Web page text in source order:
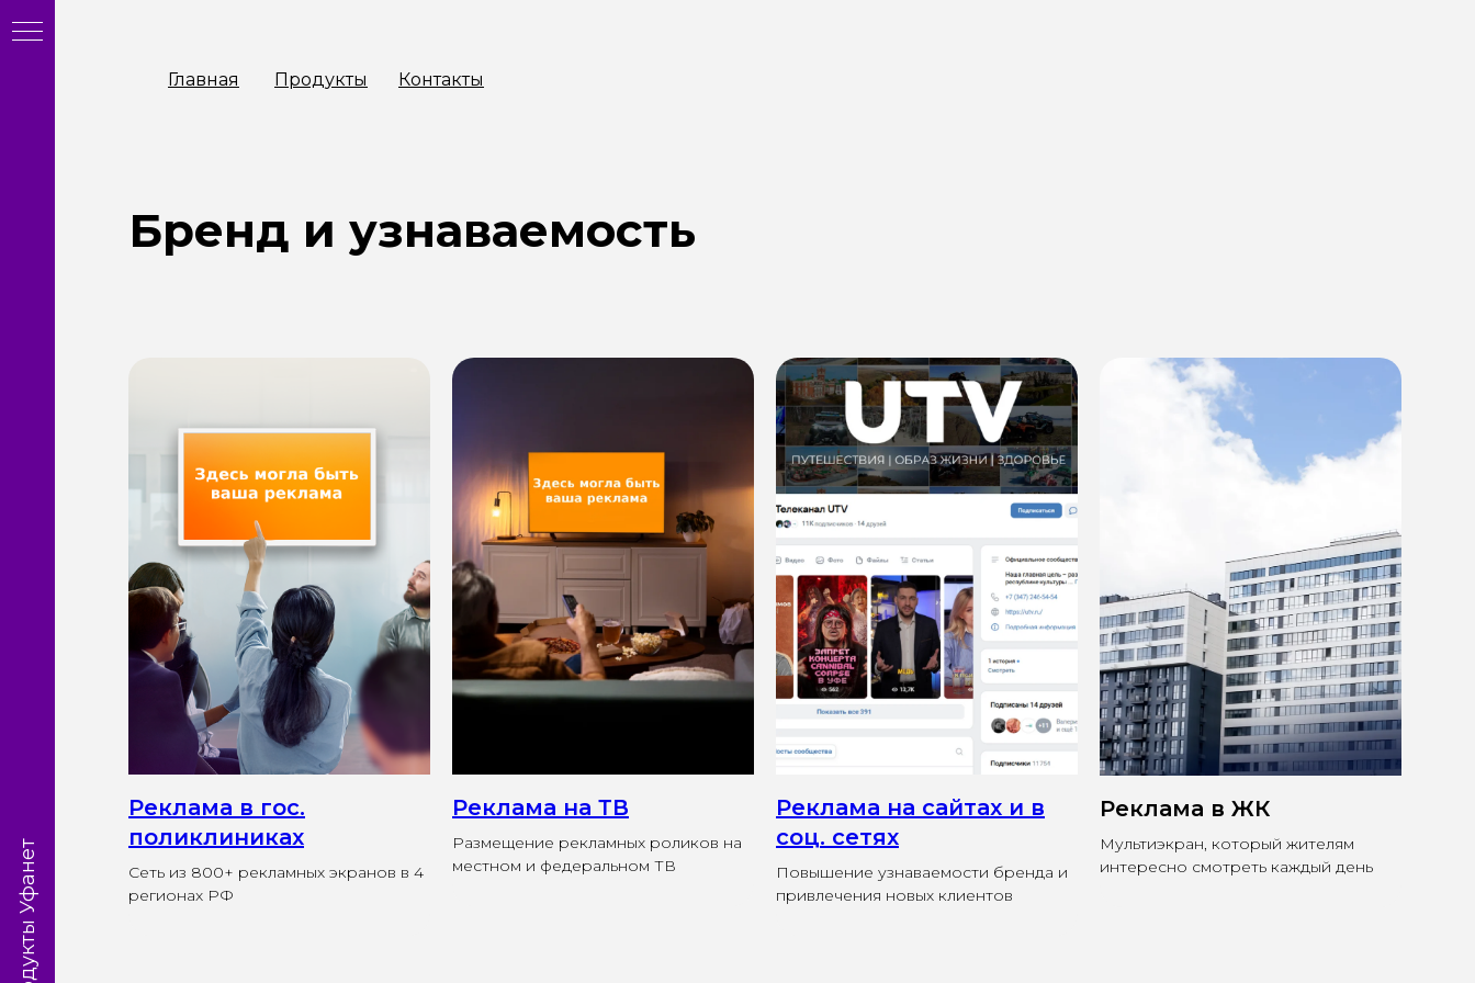
Агентствам
Главная Продукты Контакты
Бренд и узнаваемость
Реклама в гос.
поликлиниках
Сеть из 800+ рекламных экранов в 4
регионах РФ
Реклама на ТВ
Размещение рекламных роликов на
местном и федеральном ТВ
Реклама на сайтах и в
соц. сетях
Повышение узнаваемости бренда и
привлечения новых клиентов
Реклама в ЖК
Мультиэкран, который жителям
интересно смотреть каждый день